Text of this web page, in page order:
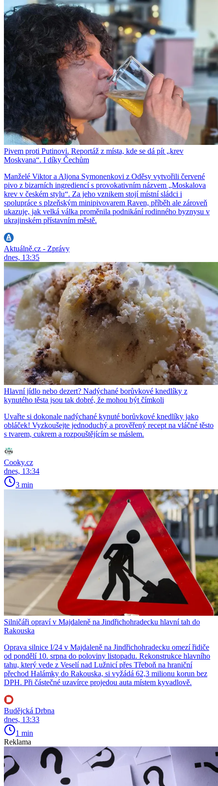
Pivem proti Putinovi. Reportáž z místa, kde se dá pít „krev
Moskvana“. I díky Čechům
Manželé Viktor a Aljona Symonenkovi z Oděsy vytvořili červené
pivo z bizarních ingrediencí s provokativním názvem „Moskalova
krev v českém stylu“. Za jeho vznikem stojí místní sládci i
spolupráce s plzeňským minipivovarem Raven, příběh ale zároveň
ukazuje, jak velká válka proměnila podnikání rodinného byznysu v
ukrajinském přístavním městě.
Aktuálně.cz - Zprávy
dnes, 13:35
Hlavní jídlo nebo dezert? Nadýchané borůvkové knedlíky z
kynutého těsta jsou tak dobré, že mohou být čímkoli
Uvařte si dokonale nadýchané kynuté borůvkové knedlíky jako
obláček! Vyzkoušejte jednoduchý a prověřený recept na vláčné těsto
s tvarem, cukrem a rozpouštějícím se máslem.
Cooky.cz
dnes, 13:34
3 min
Silničáři opraví v Majdaleně na Jindřichohradecku hlavní tah do
Rakouska
Oprava silnice I/24 v Majdaleně na Jindřichohradecku omezí řidiče
od pondělí 10. srpna do poloviny listopadu. Rekonstrukce hlavního
tahu, který vede z Veselí nad Lužnicí přes Třeboň na hraniční
přechod Halámky do Rakouska, si vyžádá 62,3 milionu korun bez
DPH. Při částečné uzavírce projedou auta místem kyvadlově.
Budějcká Drbna
dnes, 13:33
1 min
Reklama